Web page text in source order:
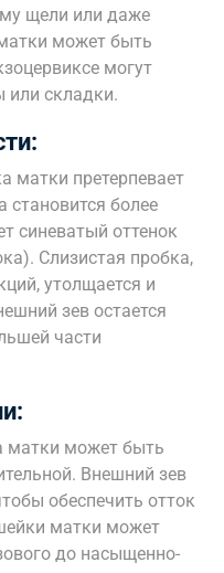
щели или даже
может быть
могут
или складки.
матки претерпевает
становится более
синеватый оттенок
Слизистая пробка,
утолщается и
зев остается
части
матки может быть
Внешний зев
обеспечить отток
матки может
до насыщенно-